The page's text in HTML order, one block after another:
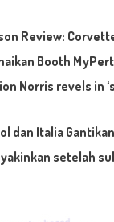
Review:
Booth
Norris revels in
dan Italia
setelah